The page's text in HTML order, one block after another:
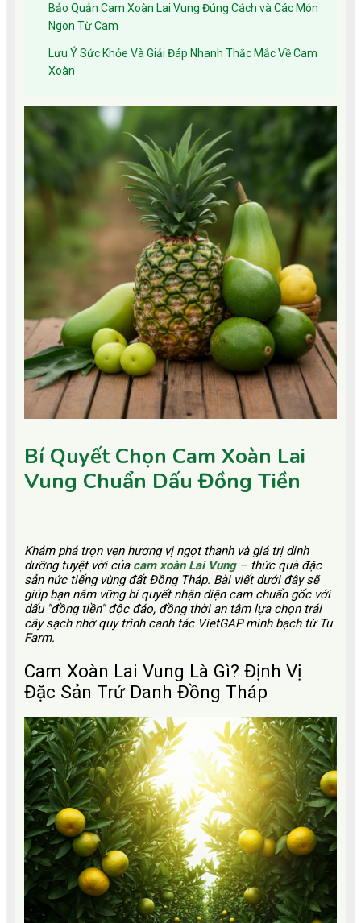
Bảo Quản Cam Xoàn Lai Vung Đúng Cách và Các Món
Ngon Từ Cam
Lưu Ý Sức Khỏe Và Giải Đáp Nhanh Thắc Mắc Về Cam
Xoàn
Khám phá trọn vẹn hương vị ngọt thanh và giá trị dinh
dưỡng tuyệt vời của cam xoàn Lai Vung – thức quà đặc
sản nức tiếng vùng đất Đồng Tháp. Bài viết dưới đây sẽ
giúp bạn nắm vững bí quyết nhận diện cam chuẩn gốc với
dấu "đồng tiền" độc đáo, đồng thời an tâm lựa chọn trái
cây sạch nhờ quy trình canh tác VietGAP minh bạch từ Tu
Farm.
Cam Xoàn Lai Vung Là Gì? Định Vị
Đặc Sản Trứ Danh Đồng Tháp
Bí Quyết Chọn Cam Xoàn Lai
Vung Chuẩn Dấu Đồng Tiền